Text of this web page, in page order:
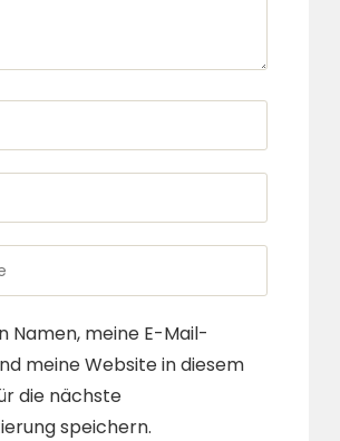
Namen, meine E-Mail-
meine Website in diesem
die nächste
speichern.